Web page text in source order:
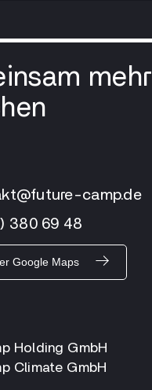
mehr
camp.de
380 69 48
Google Maps
Holding GmbH
Climate GmbH